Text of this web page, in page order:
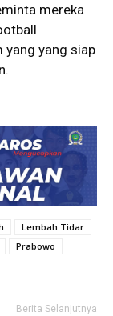
mereka
yang yang siap
Lembah Tidar
Prabowo
Berita Selanjutnya